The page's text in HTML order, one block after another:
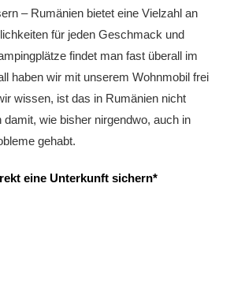
– Rumänien bietet eine Vielzahl an
für jeden Geschmack und
findet man fast überall im
haben wir mit unserem Wohnmobil frei
wissen, ist das in Rumänien nicht
damit, wie bisher nirgendwo, auch in
gehabt.
eine Unterkunft sichern*